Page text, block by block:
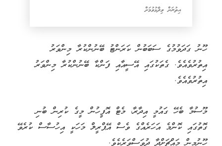
އިތުރަށް ވިދާޅުވުމަށް
ހޫނު ގަދަވުމުގެ ސަބަބުން ކަރަންޓު ބޭނުންކުރާ މިންވަރު
އިތުރުވެއެވެ. ގެތަކުގައި އޭސީއާއި ފަންކާ ބޭނުންކުރާ މިންވަރު
އިތުރުވެއެވެ.
މޫސުމާ ބެހޭ ގައުމީ އިދާރާ، މެޓް އޮފީހުން މީގެ ކުރިން ބުނި
ގޮތުގައި ކޮންމެ އަހަރެއްގެ ވެސް އޭޕްރީލް މަހަކީ އިހުސާސް ކުރެވޭ
ހޫނުމިން މައްޗަށްދާ ދުވަސްވަރެކެވެ.